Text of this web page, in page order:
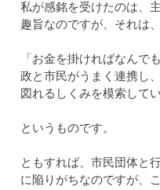
私が感銘を受けたのは、
趣旨なのですが、それは、
「お金を掛ければなんで
政と市民がうまく連携し
図れるしくみを模索して
というものです。
ともすれば、市民団体と
に陥りがちなのですが、